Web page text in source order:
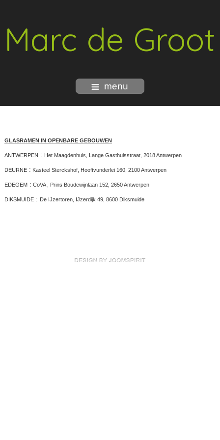
Marc de Groot
menu
GLASRAMEN IN OPENBARE GEBOUWEN
ANTWERPEN : Het Maagdenhuis, Lange Gasthuisstraat, 2018 Antwerpen
DEURNE: Kasteel Sterckshof, Hooftvunderlei 160, 2100 Antwerpen
EDEGEM: CoVA , Prins Boudewijnlaan 152, 2650 Antwerpen
DIKSMUIDE: De IJzertoren, IJzerdijk 49, 8600 Diksmuide